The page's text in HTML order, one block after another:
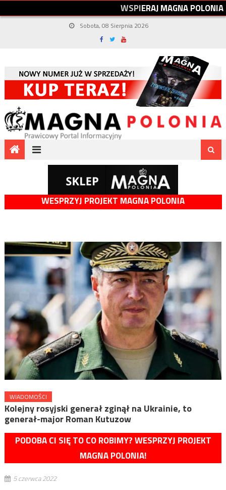
WSPIERAJMAGNAPOLONIA
Sobota, 08 Sierpnia 2026
WESPRZYJ PROJEKT MAGNA POLONIA
WIADOMOŚCI
Kolejny rosyjski generał zginął na Ukrainie, to
generał-major Roman Kutuzow
PODOBA CI SIĘ TO CO ROBIMY? WESPRZYJ PROJEKT
MAGNA POLONIA!
5 czerwca 2022